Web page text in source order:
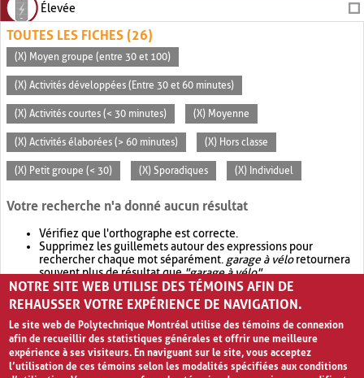
Élevée
TOUTES LES FICHES (26)
(X) Moyen groupe (entre 30 et 100)
(X) Activités développées (Entre 30 et 60 minutes)
(X) Activités courtes (< 30 minutes) (X) Moyenne
(X) Activités élaborées (> 60 minutes) (X) Hors classe
(X) Petit groupe (< 30) (X) Sporadiques (X) Individuel
Votre recherche n'a donné aucun résultat
Vérifiez que l'orthographe est correcte.
Supprimez les guillemets autour des expressions pour
rechercher chaque mot séparément. garage à véloretournera
souvent plus de résultat que"garage à vélo".
Envisagez d'élargir votre recherche avec OR.garage OR vélo
retournera souvent plus de résultat quegarage à vélo
NOTRE SITE WEB UTILISE DES TÉMOINS AFIN DE
REHAUSSER VOTRE EXPÉRIENCE DE NAVIGATION.
Le site web de Polytechnique Montréal utilise des témoins de connexion
afin de recueillir des statistiques générales et offrir une meilleure
expérience à ses visiteurs. En naviguant sur le site, vous acceptez
l’utilisation de ces témoins selon les modalités spécifiées aux conditions